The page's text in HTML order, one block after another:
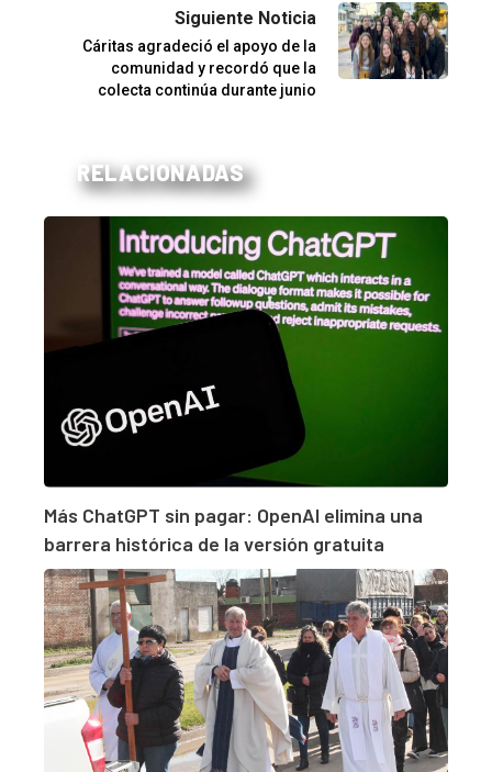
Siguiente Noticia
Cáritas agradeció el apoyo de la
comunidad y recordó que la
colecta continúa durante junio
RELACIONADAS
Más ChatGPT sin pagar: OpenAI elimina una
barrera histórica de la versión gratuita